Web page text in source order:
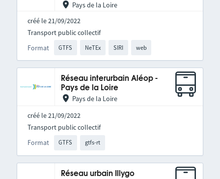
Pays de la Loire
créé le 21/09/2022
Format GTFS NeTEx SIRI web
Transport public collectif
Réseau interurbain Aléop -
Pays de la Loire
Pays de la Loire
créé le 21/09/2022
Format GTFS gtfs-rt
Transport public collectif
Réseau urbain Illygo